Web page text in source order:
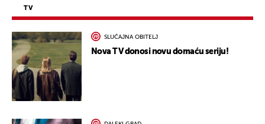
TV
SLUČAJNA OBITELJ
Nova TV donosi novu domaću seriju!